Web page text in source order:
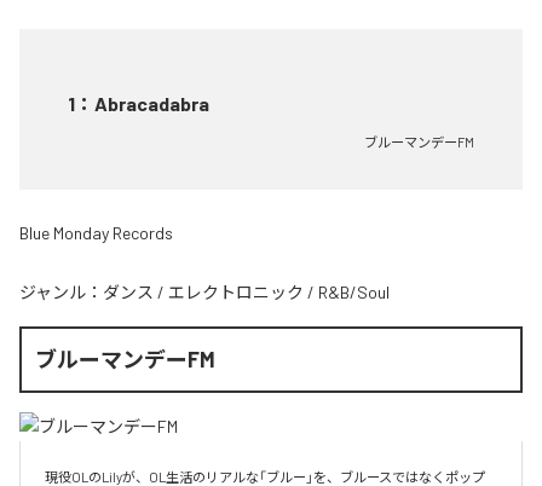
1 ： Abracadabra
ブルーマンデーFM
Blue Monday Records
ジャンル： ダンス / エレクトロニック / R&B/Soul
ブルーマンデーFM
現役OLのLilyが、OL生活のリアルな「ブルー」を、ブルースではなくポップ